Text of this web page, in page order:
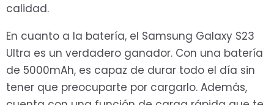
calidad.
En cuanto a la batería, el Samsung Galaxy S23
Ultra es un verdadero ganador. Con una batería
de 5000mAh, es capaz de durar todo el día sin
tener que preocuparte por cargarlo. Además,